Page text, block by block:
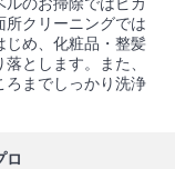
ルのお掃除ではピカ
所クリーニングでは
じめ、化粧品・整髪
とします。また、
ろまでしっかり洗浄
ロ